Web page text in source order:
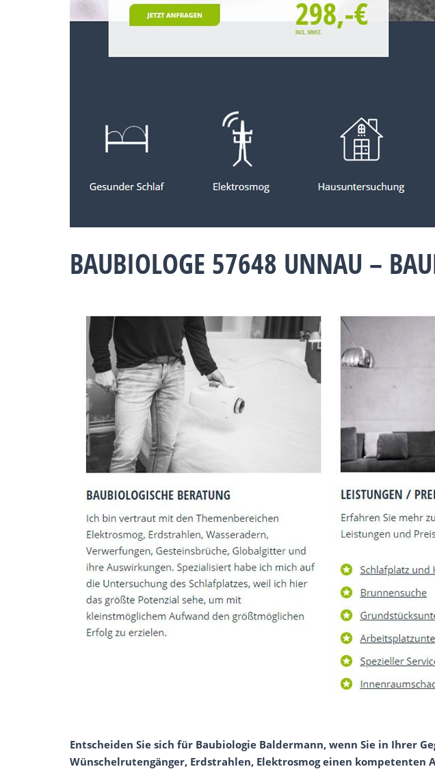
BAUBIOLOGE 57648 UNNAU –
Entscheiden Sie sich für Baubiologie Baldermann, wenn Sie in Ihrer
Wünschelrutengänger, Erdstrahlen, Elektrosmog einen kompetenten